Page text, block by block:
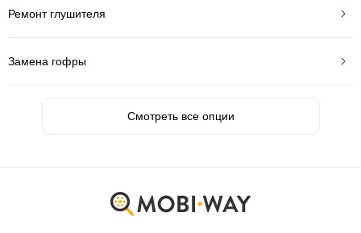
Ремонт глушителя
Замена гофры
Смотреть все опции